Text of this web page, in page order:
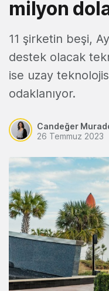
milyon
11 şirketin beşi,
destek olacak
ise uzay
odaklanıyor.
Candeğer
26 Temmuz 2023